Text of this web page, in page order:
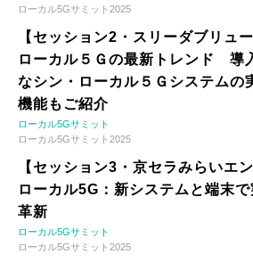
ローカル5Gサミット2025
【セッション2・スリーダブリュ
ローカル５Ｇの最新トレンド 導
なシン・ローカル５Ｇシステムの
機能もご紹介
ローカル5Gサミット
ローカル5Gサミット2025
【セッション3・京セラみらいエ
ローカル5G：新システムと端末
革新
ローカル5Gサミット
ローカル5Gサミット2025